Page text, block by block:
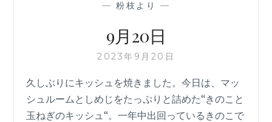
— 粉枝より —
9月20日
2023年9月20日
久しぶりにキッシュを焼きました。今日は、マッ
シュルームとしめじをたっぷりと詰めた“きのこと
玉ねぎのキッシュ“。一年中出回っているきのこで